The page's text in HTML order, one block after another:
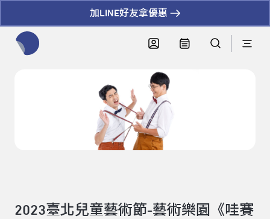
加LINE好友拿優惠
2023臺北兒童藝術節-藝術樂園《哇賽